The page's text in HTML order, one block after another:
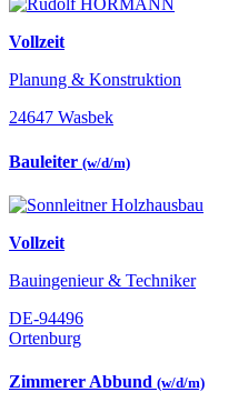
Vollzeit
Planung & Konstruktion
24647 Wasbek
Bauleiter (w/d/m)
Vollzeit
Bauingenieur & Techniker
DE-94496
Ortenburg
Zimmerer Abbund (w/d/m)